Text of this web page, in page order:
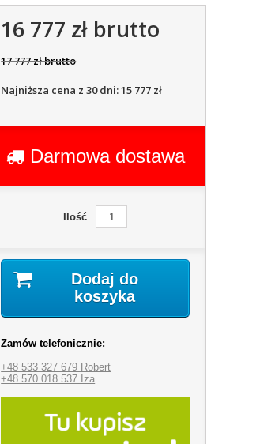
16 777 zł brutto
17 777 zł brutto
Najniższa cena z 30 dni: 15 777 zł
Darmowa dostawa
Ilość
Dodaj do
koszyka
Zamów telefonicznie:
+48 533 327 679 Robert
+48 570 018 537 Iza